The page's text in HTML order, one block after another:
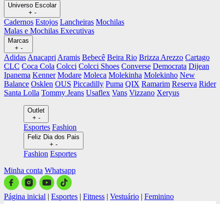
Universo Escolar
+ -
Cadernos Estojos Lancheiras Mochilas
Malas e Mochilas Executivas
Marcas
+ -
Adidas Anacapri Aramis Bebecê Beira Rio Brizza Arezzo Cartago
CLC Coca Cola Colcci Colcci Shoes Converse Democrata Dijean
Ipanema Kenner Modare Moleca Molekinha Molekinho New
Balance Osklen OUS Piccadilly Puma QIX Ramarim Reserva Rider
Santa Lolla Tommy Jeans Usaflex Vans Vizzano Xeryus
Outlet
+ -
Esportes Fashion
Feliz Dia dos Pais
+ -
Fashion Esportes
Minha conta Whatsapp
Página inicial | Esportes | Fitness | Vestuário | Feminino